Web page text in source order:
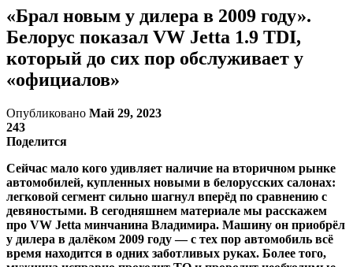
«Брал новым у дилера в 2009 году».
Белорус показал VW Jetta 1.9 TDI,
который до сих пор обслуживает у
«официалов»
Опубликовано Май 29, 2023
243
Поделится
Сейчас мало кого удивляет наличие на вторичном рынке
автомобилей, купленных новыми в белорусских салонах:
легковой сегмент сильно шагнул вперёд по сравнению с
девяностыми. В сегодняшнем материале мы расскажем
про VW Jetta минчанина Владимира. Машину он приобрёл
у дилера в далёком 2009 году — с тех пор автомобиль всё
время находится в одних заботливых руках. Более того,